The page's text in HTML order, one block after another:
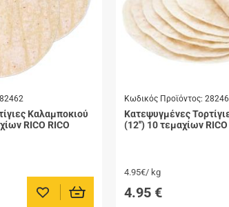
Καλαμποκιού
RICO RICO
Προσθήκη στα αγαπημένα μου
Κωδικός Προϊόντος:
Κατεψυγμένες
(12'') 10 τεμαχίων RICO
4.95€/ kg
4.95 €